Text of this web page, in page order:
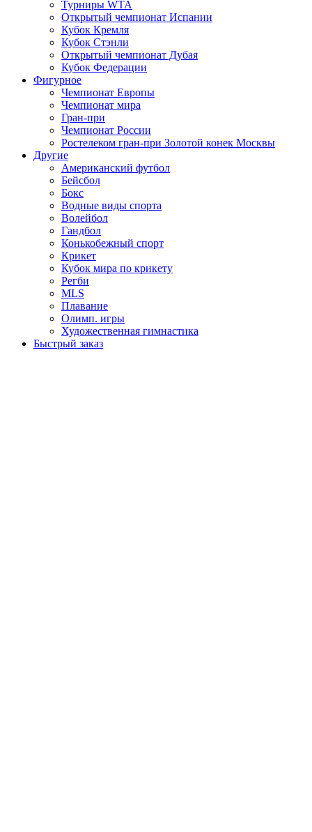
Турниры WTA
Открытый чемпионат Испании
Кубок Кремля
Кубок Стэнли
Открытый чемпионат Дубая
Кубок Федерации
Фигурное
Чемпионат Европы
Чемпионат мира
Гран-при
Чемпионат России
Ростелеком гран-при Золотой конек Москвы
Другие
Американский футбол
Бейсбол
Бокс
Водные виды спорта
Волейбол
Гандбол
Конькобежный спорт
Крикет
Кубок мира по крикету
Регби
MLS
Плавание
Олимп. игры
Художественная гимнастика
Быстрый заказ